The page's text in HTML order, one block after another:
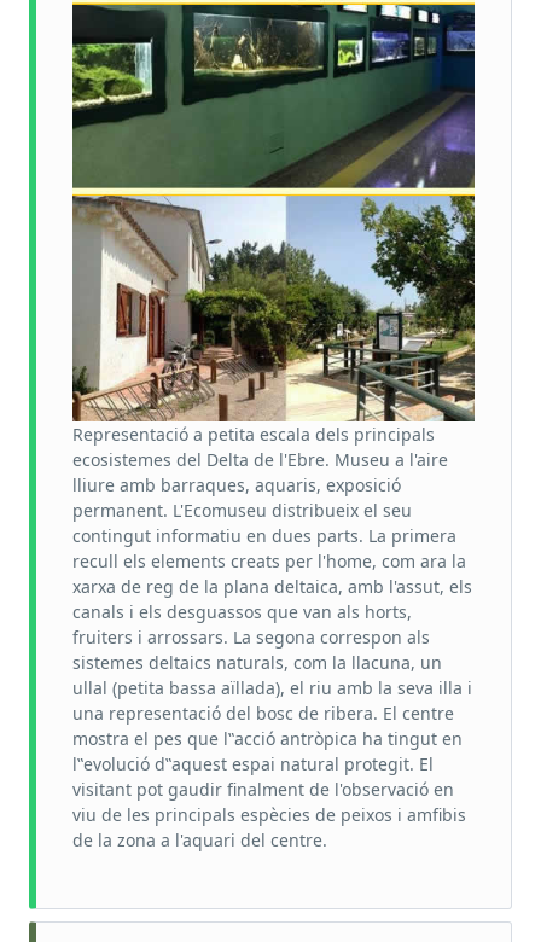
Representació a petita escala dels principals
ecosistemes del Delta de l'Ebre. Museu a l'aire
lliure amb barraques, aquaris, exposició
permanent. L'Ecomuseu distribueix el seu
contingut informatiu en dues parts. La primera
recull els elements creats per l'home, com ara la
xarxa de reg de la plana deltaica, amb l'assut, els
canals i els desguassos que van als horts,
fruiters i arrossars. La segona correspon als
sistemes deltaics naturals, com la llacuna, un
ullal (petita bassa aïllada), el riu amb la seva illa i
una representació del bosc de ribera. El centre
mostra el pes que l‟acció antròpica ha tingut en
l‟evolució d‟aquest espai natural protegit. El
visitant pot gaudir finalment de l'observació en
viu de les principals espècies de peixos i amfibis
de la zona a l'aquari del centre.